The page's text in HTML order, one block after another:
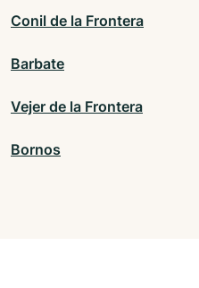
Conil de la Frontera
Barbate
Vejer de la Frontera
Bornos